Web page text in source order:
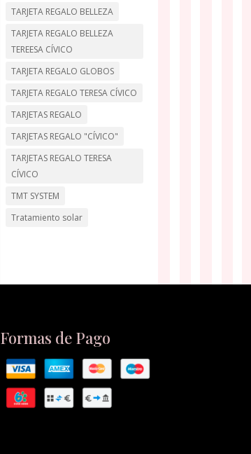
TARJETA REGALO BELLEZA
TARJETA REGALO BELLEZA
TEREESA CÍVICO
TARJETA REGALO GLOBOS
TARJETA REGALO TERESA CÍVICO
TARJETAS REGALO
TARJETAS REGALO "CÍVICO"
TARJETAS REGALO TERESA
CÍVICO
TMT SYSTEM
Tratamiento solar
Formas de Pago